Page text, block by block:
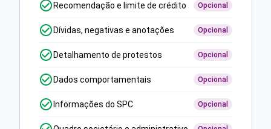
Recomendação e limite de crédito Opcional
Dívidas, negativas e anotações Opcional
Detalhamento de protestos Opcional
Dados comportamentais Opcional
Informações do SPC Opcional